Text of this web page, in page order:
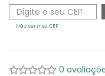
Não sei meu CEP
0